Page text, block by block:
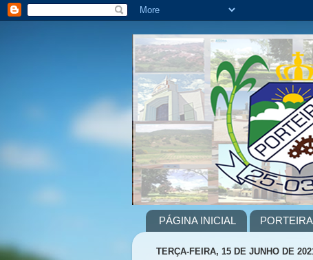
PÁGINA INICIAL
TERÇA-FEIRA, 15 DE JUNHO DE